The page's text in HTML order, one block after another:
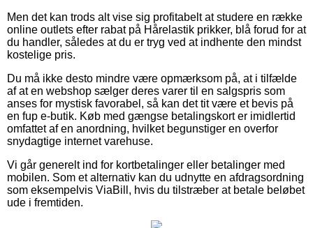
Men det kan trods alt vise sig profitabelt at studere en række
online outlets efter rabat på Hårelastik prikker, blå forud for at
du handler, således at du er tryg ved at indhente den mindst
kostelige pris.
Du må ikke desto mindre være opmærksom på, at i tilfælde
af at en webshop sælger deres varer til en salgspris som
anses for mystisk favorabel, så kan det tit være et bevis på
en fup e-butik. Køb med gængse betalingskort er imidlertid
omfattet af en anordning, hvilket begunstiger en overfor
snydagtige internet varehuse.
Vi går generelt ind for kortbetalinger eller betalinger med
mobilen. Som et alternativ kan du udnytte en afdragsordning
som eksempelvis ViaBill, hvis du tilstræber at betale beløbet
ude i fremtiden.